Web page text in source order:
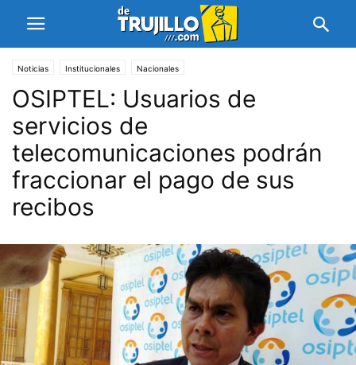
Noticias Institucionales Nacionales
OSIPTEL: Usuarios de
servicios de
telecomunicaciones podrán
fraccionar el pago de sus
recibos